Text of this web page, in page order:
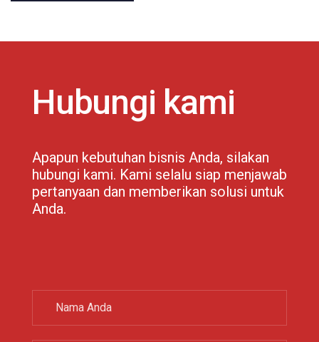
Hubungi kami
Apapun kebutuhan bisnis Anda, silakan
hubungi kami. Kami selalu siap menjawab
pertanyaan dan memberikan solusi untuk
Anda.